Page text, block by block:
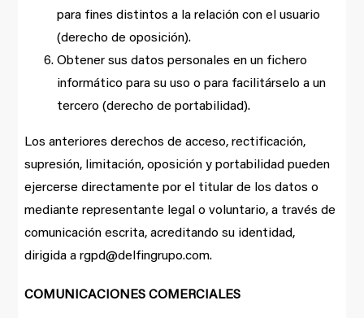
para fines distintos a la relación con el usuario
(derecho de oposición).
Obtener sus datos personales en un fichero
informático para su uso o para facilitárselo a un
tercero (derecho de portabilidad).
Los anteriores derechos de acceso, rectificación,
supresión, limitación, oposición y portabilidad pueden
ejercerse directamente por el titular de los datos o
mediante representante legal o voluntario, a través de
comunicación escrita, acreditando su identidad,
dirigida a rgpd@delfingrupo.com.
COMUNICACIONES COMERCIALES